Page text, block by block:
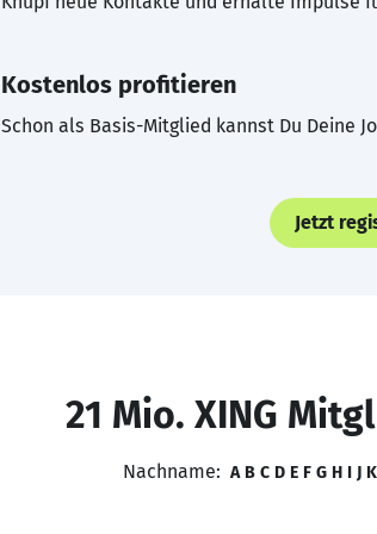
Kostenlos profitieren
Schon als Basis-Mitglied kannst Du Deine
Jetzt
21 Mio. XING
Nachname: A B C D E F G H I J K